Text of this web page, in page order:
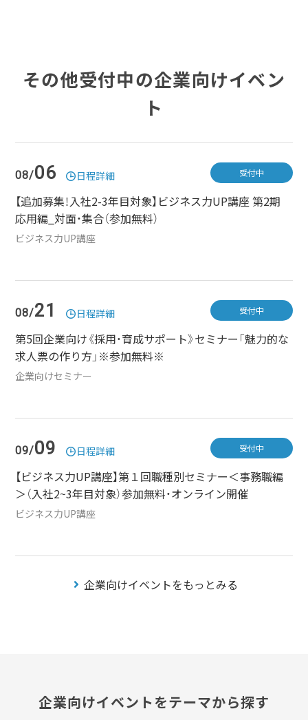
その他受付中の企業向けイベン
ト
08/06 日程詳細
【追加募集！入社2-3年目対象】ビジネス力UP講座 第2期
応用編_対面・集合（参加無料）
ビジネス力UP講座
受付中
08/21 日程詳細
第5回企業向け《採用・育成サポート》セミナー「魅力的な
求人票の作り方」※参加無料※
企業向けセミナー
受付中
09/09 日程詳細
【ビジネス力UP講座】第１回職種別セミナー＜事務職編
＞（入社2~3年目対象）参加無料・オンライン開催
ビジネス力UP講座
受付中
企業向けイベントをもっとみる
企業向けイベントをテーマから探す